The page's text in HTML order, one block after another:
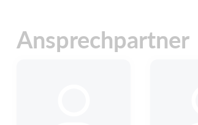
Ansprechpartner